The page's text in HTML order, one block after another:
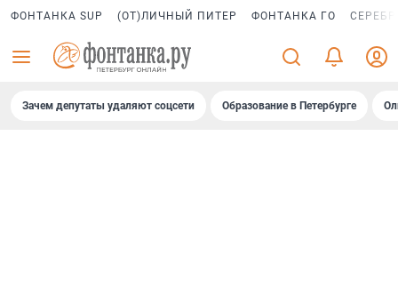
ФОНТАНКА SUP (ОТ)ЛИЧНЫЙ ПИТЕР ФОНТАНКА ГО
Зачем депутаты удаляют соцсети Образование в Петербурге